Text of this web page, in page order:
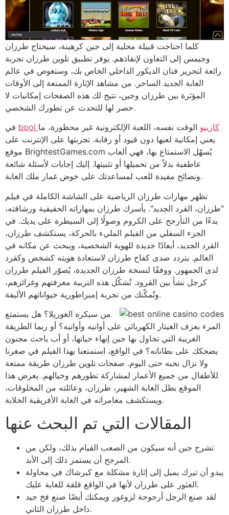
كلما احتاجت قبيلة محلية إلى جين كرهينة، سيحتاج طرزان
وجيمس إلى التعاون لإنقاذهم. يوفر تطبيق تلوين طرزان تجربة
رائعة لتحرير فنان الديكور الداخلي الخاص بك، وستغوص في عالم
الغابة الجديد الساحر. من مشاهد الإثارة الممتعة إلى الأوقات
المؤثرة بين طرزان وجين، تتيح لك هذه الصفحات إمكانيات لا
حصر لها للتحدث عن تطورك الشخصي.
booi كازينو الوقت نفسه، اللعبة الإلكترونية غير محظورة، ما
يعني إمكانية لعبها دون قيود أو رقابة. تجربتها على الإنترنت على
موقع BrightestGames.com يُسهّل الاستمتاع بها، فهي ألعاب
عاطفية بدلاً من تحميلها أو تثبيتها. إليك إجابات لأسئلة شائعة
ونصائح مفيدة للعب لمساعدتك على خوض غمار ملك الغابة.
تظهر مهارات طرزان الرياضية على الشاشة الكاملة في فيلم
"طرزان، القرد الجديد". يأسرك طرزان بمهاراته الحقيقية ورشاقته،
بدءًا من التأرجح على الكروم وصولًا إلى السيطرة على يديك. في
الجزء السفلي من الفيلم المليء بالحركة، يستكشف طرزان،
القرد الجديد، أبعادًا جديدة للهوية الشخصية، ويبحث عن مكانه في
العالم. يتردد صدى كفاح طرزان لاستعادة هويته كشخص وكقرد
لدى الجمهور. ووفقًا لنسخة طرزان الجديدة، يُصوّر الفيلم طرزان
كرجل نشأ بين القرود. تُشكّل هذه التربية معرفتهم وغرائزهم،
وتُمكّنك من تجربة إمبراطورية حيواناتهم الأليفة.
من سيكره الغوريلا؟ هل يستمتع
المرء بعزف الغيتار الكهربائي على أوانيه وأوانيه؟ أو ربما الطريقة
الغريبة التي تحاول بها جين إنهاء حياتها، أو أب باحث مجنون
يضحكك على بطاناته؟ في الواقع، استمتعنا بهذا الفيلم في صغرنا
ولا نزال نحبه حتى اليوم. صفحات تلوين طرزان طريقة ممتعة
للأطفال من جميع الأعمار لمشاركة تطورهم وخيالهم. يعرض هذا
الموقع بطل الغابة الشهير، طرزان، وعائلته من المخلوقات،
ويستكشف مغامراته في الغابة الأفريقية الخلابة.
المقالات التي تم البحث عنها
تشرح جين أنه سيكون من الصعب القيام بذلك، ولكن من
المرجح أن يستمر ذلك إلى الأبد.
يبدو أن تيرك يميل إلى إثارة مشكلة مع كيرشاك في محاولة
العثور على طرزان لأنها في الواقع قلقة للغاية عليك.
لقد صنع الرجل أرجوحة لزوغور ويمكنك أيضًا صنع فخ جيد
داخل طرزان الثاني.